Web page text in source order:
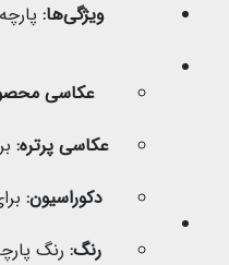
ویژگی‌ها:
عکاسی
عکاسی پرتره:
دکوراسیون:
رنگ: رنگ